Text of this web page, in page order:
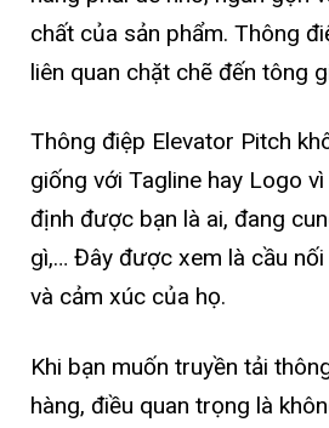
chất của sản phẩm. Thông
liên quan chặt chẽ đến tông
Thông điệp Elevator Pitch
giống với Tagline hay Logo
định được bạn là ai, đang
gì,… Đây được xem là cầu
và cảm xúc của họ.
Khi bạn muốn truyền tải
hàng, điều quan trọng là